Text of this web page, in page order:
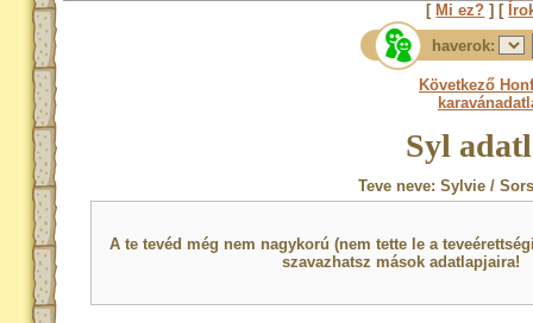
[ Mi ez? ] [
haverok:
Következő
Syl
Teve neve: Sylvie /
A te tevéd még nem nagykorú (nem tette le a
szavazhatsz mások adatlapjaira!